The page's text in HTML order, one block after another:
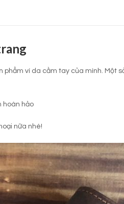
phẩm ví da cầm tay của mình. Một
hoàn hảo
nữa nhé!